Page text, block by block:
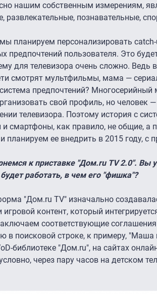
нашим собственным измерениям,
познавательные,
планируем персонализировать
предпочтений пользователя. Это
для телевизора очень сложно. Ведь
смотрят мультфильмы, мама —
предпочтений?
свой профиль, но человек
телевизора. Поэтому история с
смартфоны, как правило, не общие,
планируем ее внедрить в 2015 году, с
к приставке "Дом.ru TV 2.0″. Вы
работать, в чем его "фишка"?
"Дом.ru TV" изначально
контент, который
соответствующие
в поисковой строке, к примеру,
библиотеке "Дом.ru", на сайтах
через пару часов на детском